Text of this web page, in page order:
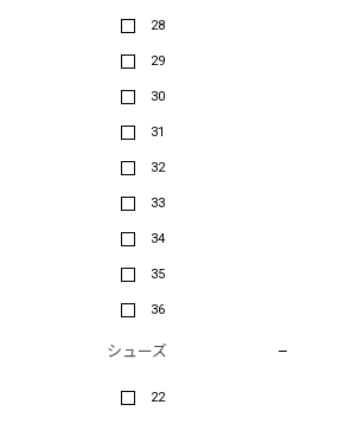
28
29
30
31
32
33
34
35
36
シューズ
22